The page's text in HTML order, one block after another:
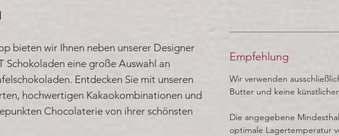
bieten wir Ihnen neben unserer Designer
Schokoladen eine große Auswahl an
Entdecken Sie mit unseren
hochwertigen Kakaokombinationen und
Chocolaterie von ihrer schönsten
Empfehlung
Wir verwenden
Butter und keine
Die angegebene
optimale Lagertemperatur